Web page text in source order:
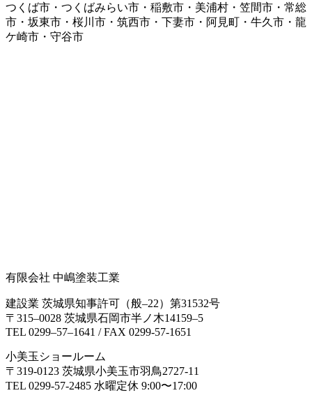
つくば市・つくばみらい市・稲敷市・美浦村・笠間市・常総
市・坂東市・桜川市・筑西市・下妻市・阿見町・牛久市・龍
ケ崎市・守谷市
有限会社 中嶋塗装工業
建設業 茨城県知事許可（般‒22）第31532号
〒315‒0028 茨城県石岡市半ノ木14159‒5
TEL 0299‒57‒1641 / FAX 0299-57-1651
小美玉ショールーム
〒319-0123 茨城県小美玉市羽鳥2727-11
TEL 0299-57-2485 水曜定休 9:00〜17:00